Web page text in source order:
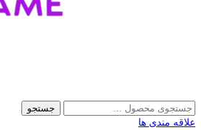
جستجو
علاقه مندی ها